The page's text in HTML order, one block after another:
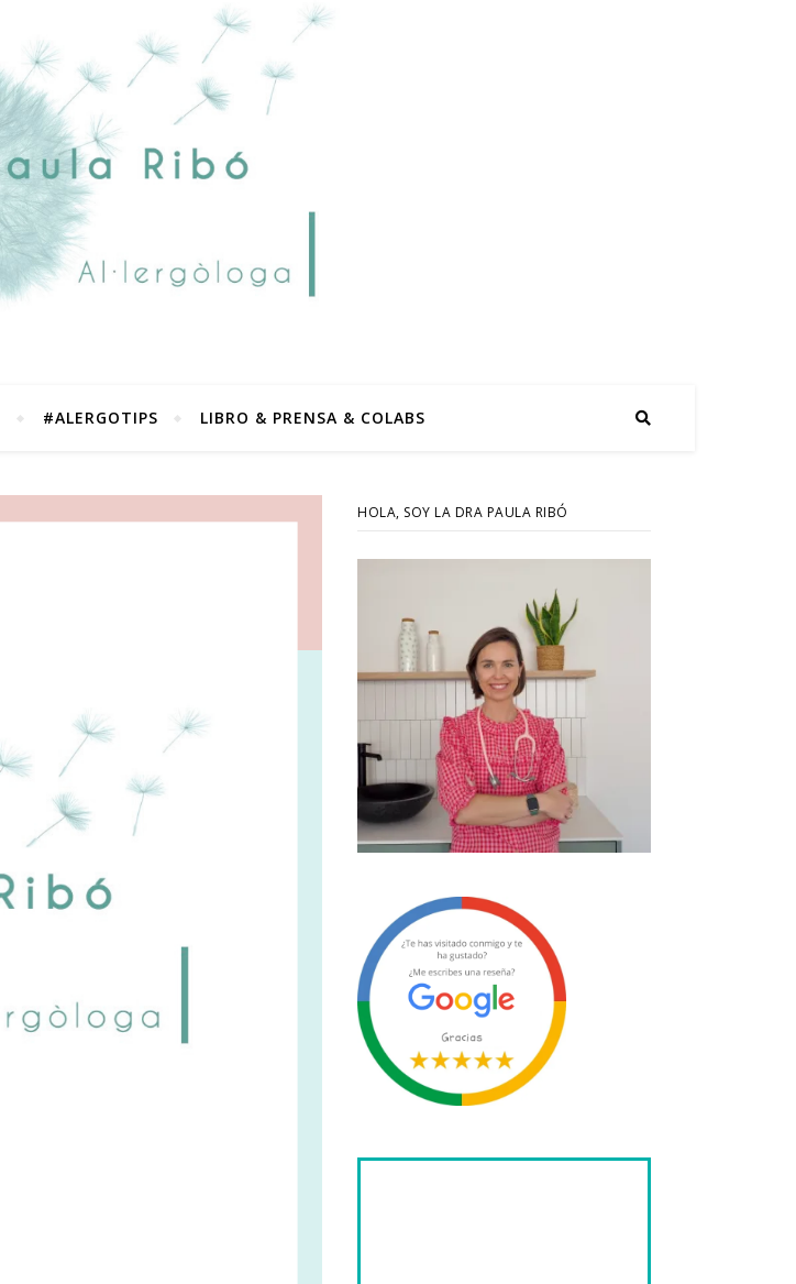
#ALERGOTIPS LIBRO & PRENSA & COLABS
HOLA, SOY LA DRA PAULA RIBÓ